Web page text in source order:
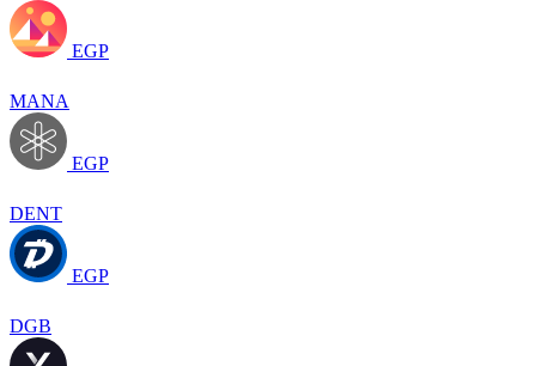
EGP
MANA
EGP
DENT
EGP
DGB